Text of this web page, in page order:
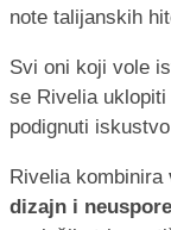
note talijanskih
Svi oni koji vole
se Rivelia
podignuti
Rivelia kombinira
dizajn i